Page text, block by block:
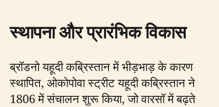
स्थापना और प्रारंभिक विकास
ब्रॉडनो यहूदी कब्रिस्तान में भीड़भाड़ के कारण
स्थापित, ओकोपोवा स्ट्रीट यहूदी कब्रिस्तान ने
1806 में संचालन शुरू किया, जो वारसॉ में बढ़ते